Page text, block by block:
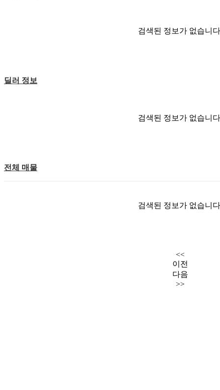
검색된 정보가 없습니
딜러 정보
검색된 정보가 없습니
전체 매물
검색된 정보가 없습니
<<
이전
다음
>>